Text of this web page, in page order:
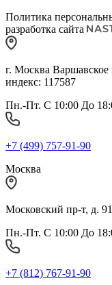
Политика
разработка сайта
г. Москва
индекс: 117587
Пн.-Пт. С 10:00 До
+7 (499) 757-91-90
Москва
Московский пр-т, д.
Пн.-Пт. С 10:00 До
+7 (812) 767-91-90